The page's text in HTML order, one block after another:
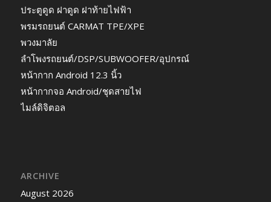
ประตูดูด ฝาดูด ฝาท้ายไฟฟ้า
พรมรถยนต์ CARMAT TPE/XPE
พวงมาลัย
ลำโพงรถยนต์/DSP/SUBWOOFER/อุปกรณ์
หน้ากาก Android 12.3 นิ้ว
หน้ากากจอ Android/ชุดสายไฟ
ไมล์ดิจิตอล
ARCHIVE
August 2026